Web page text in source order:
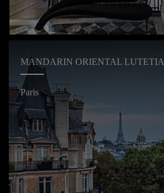
MANDARIN ORIENTAL LUTETIA
Paris